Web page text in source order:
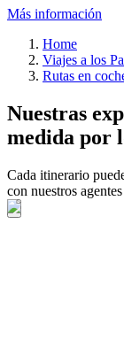
Más información
Home
Viajes a los
Rutas en
Nuestras
medida por
Cada itinerario
con nuestros